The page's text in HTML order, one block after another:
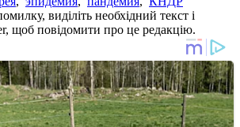
виділіть необхідний текст і
щоб повідомити про це редакцію.